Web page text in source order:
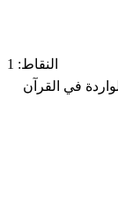
النقاط: 1
في القرآن